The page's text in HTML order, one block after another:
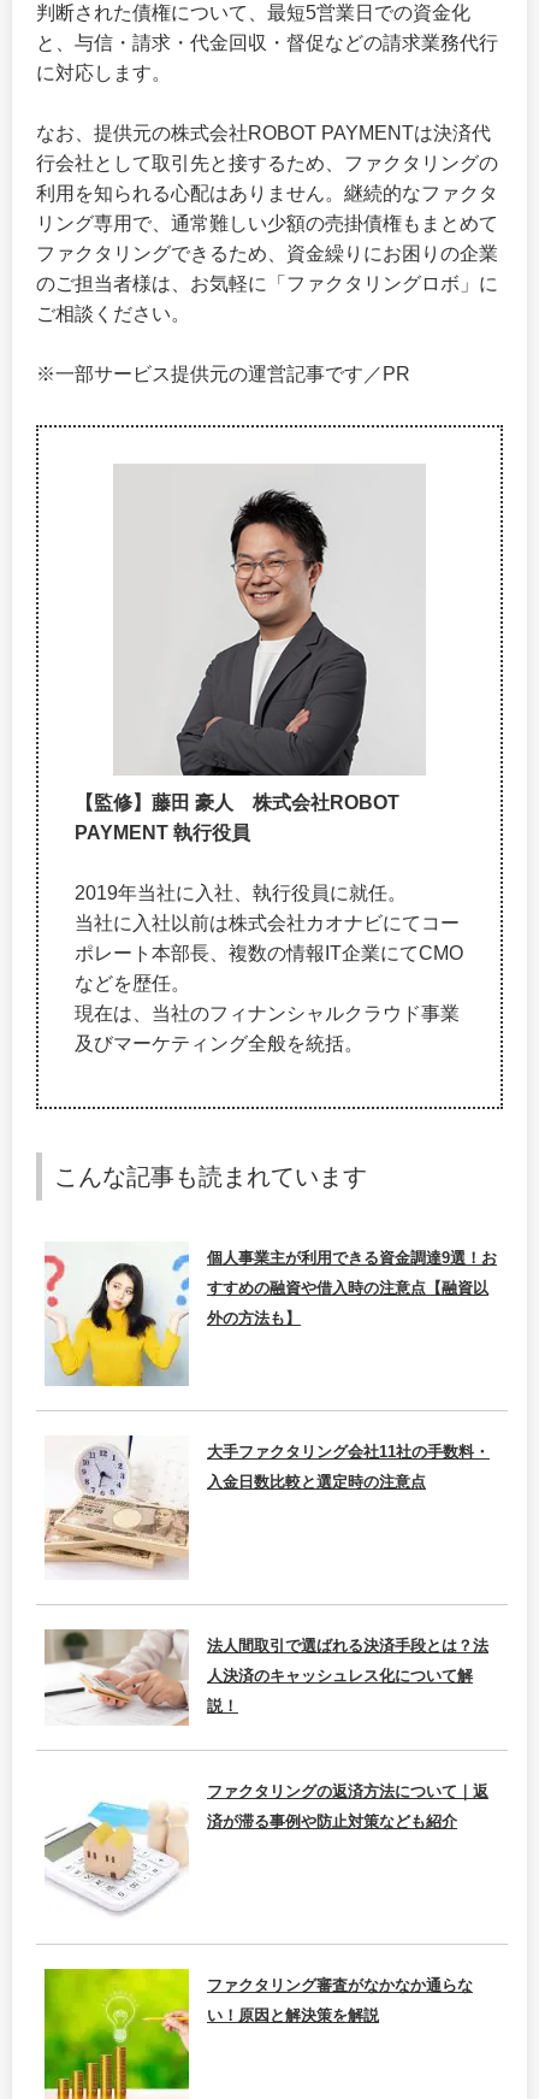
判断された債権について、最短5営業日での資金化
と、与信・請求・代金回収・督促などの請求業務代行
に対応します。
なお、提供元の株式会社ROBOT PAYMENTは決済代
行会社として取引先と接するため、ファクタリングの
利用を知られる心配はありません。継続的なファクタ
リング専用で、通常難しい少額の売掛債権もまとめて
ファクタリングできるため、資金繰りにお困りの企業
のご担当者様は、お気軽に「ファクタリングロボ」に
ご相談ください。
※一部サービス提供元の運営記事です／PR
【監修】藤田 豪人 株式会社ROBOT
PAYMENT 執行役員
2019年当社に入社、執行役員に就任。
当社に入社以前は株式会社カオナビにてコー
ポレート本部長、複数の情報IT企業にてCMO
などを歴任。
現在は、当社のフィナンシャルクラウド事業
及びマーケティング全般を統括。
こんな記事も読まれています
個人事業主が利用できる資金調達9選！お
すすめの融資や借入時の注意点【融資以
外の方法も】
大手ファクタリング会社11社の手数料・
入金日数比較と選定時の注意点
法人間取引で選ばれる決済手段とは？法
人決済のキャッシュレス化について解
説！
ファクタリングの返済方法について｜返
済が滞る事例や防止対策なども紹介
ファクタリング審査がなかなか通らな
い！原因と解決策を解説